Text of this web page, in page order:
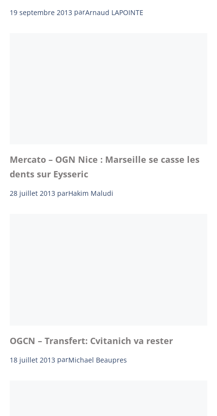
19 septembre 2013 parArnaud LAPOINTE
Mercato – OGN Nice : Marseille se casse les
dents sur Eysseric
28 juillet 2013 parHakim Maludi
OGCN – Transfert: Cvitanich va rester
18 juillet 2013 parMichael Beaupres